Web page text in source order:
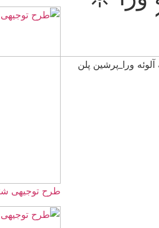
طرح توجیهی شتر پرواری☀️(طرح